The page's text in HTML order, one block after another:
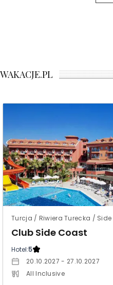
WAKACJE.PL
Turcja / Riwiera Turecka / Side
Club Side Coast
Hotel:5
20.10.2027 - 27.10.2027
All Inclusive